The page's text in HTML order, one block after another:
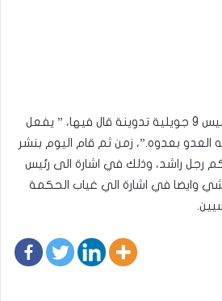
وتشر الشواشي ليلة الخميس 9 جويلية تدوينة قال فيها، ” يفعل
العدو بعدوه.”، زمن ثم قام اليوم بنشر
رجل راشد، وذلك في اشارة الى رئيس
وايضا في اشارة الي غياب الحكمة